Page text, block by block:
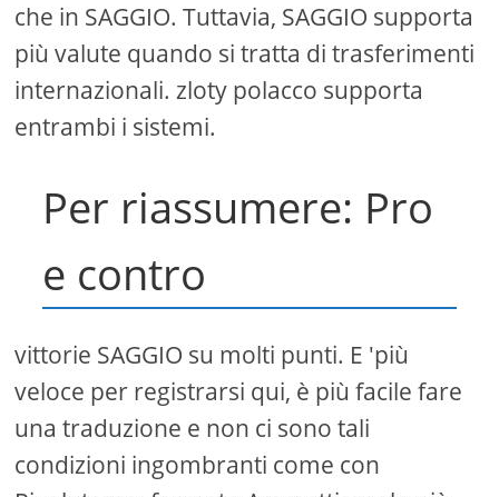
che in SAGGIO. Tuttavia, SAGGIO supporta
più valute quando si tratta di trasferimenti
internazionali. zloty polacco supporta
entrambi i sistemi.
Per riassumere: Pro
e contro
vittorie SAGGIO su molti punti. E 'più
veloce per registrarsi qui, è più facile fare
una traduzione e non ci sono tali
condizioni ingombranti come con